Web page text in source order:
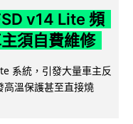
v14 Lite 頻
須自費維修
系統，引發大量車主反
高溫保護甚至直接燒